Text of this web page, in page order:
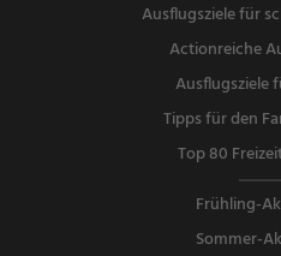
Ausflugsziele für
Actionreiche
Ausflugsziele
Tipps für den
Top 80
Frühling-
Sommer-